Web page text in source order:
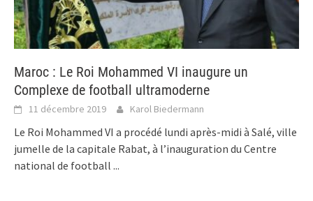
Maroc : Le Roi Mohammed VI inaugure un
Complexe de football ultramoderne
11 décembre 2019 Karol Biedermann
Le Roi Mohammed VI a procédé lundi après-midi à Salé, ville
jumelle de la capitale Rabat, à l’inauguration du Centre
national de football ...